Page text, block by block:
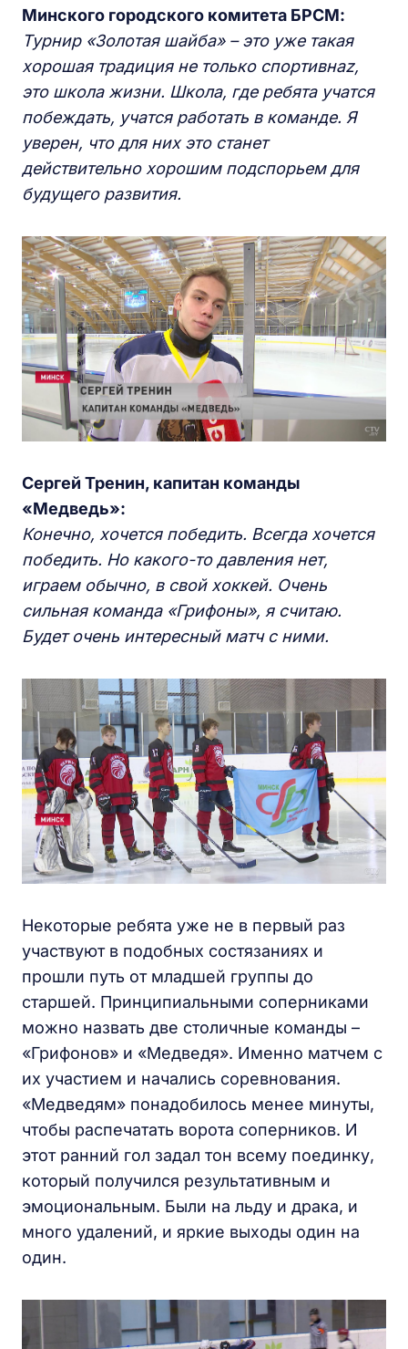
Минского городского комитета БРСМ:
Турнир «Золотая шайба» – это уже такая
хорошая традиция не только спортивнаz,
это школа жизни. Школа, где ребята учатся
побеждать, учатся работать в команде. Я
уверен, что для них это станет
действительно хорошим подспорьем для
будущего развития.
Сергей Тренин, капитан команды
«Медведь»:
Конечно, хочется победить. Всегда хочется
победить. Но какого-то давления нет,
играем обычно, в свой хоккей. Очень
сильная команда «Грифоны», я считаю.
Будет очень интересный матч с ними.
Некоторые ребята уже не в первый раз
участвуют в подобных состязаниях и
прошли путь от младшей группы до
старшей. Принципиальными соперниками
можно назвать две столичные команды –
«Грифонов» и «Медведя». Именно матчем с
их участием и начались соревнования.
«Медведям» понадобилось менее минуты,
чтобы распечатать ворота соперников. И
этот ранний гол задал тон всему поединку,
который получился результативным и
эмоциональным. Были на льду и драка, и
много удалений, и яркие выходы один на
один.